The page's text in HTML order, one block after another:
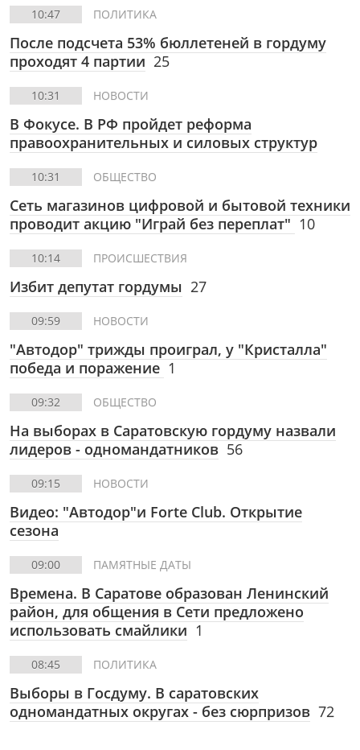
10:47 ПОЛИТИКА
После подсчета 53% бюллетеней в гордуму
проходят 4 партии 25
10:31 НОВОСТИ
В Фокусе. В РФ пройдет реформа
правоохранительных и силовых структур
10:31 ОБЩЕСТВО
Сеть магазинов цифровой и бытовой техники
проводит акцию "Играй без переплат" 10
10:14 ПРОИСШЕСТВИЯ
Избит депутат гордумы 27
09:59 НОВОСТИ
"Автодор" трижды проиграл, у "Кристалла"
победа и поражение 1
09:32 ОБЩЕСТВО
На выборах в Саратовскую гордуму назвали
лидеров - одномандатников 56
09:15 НОВОСТИ
Видео: "Автодор"и Forte Club. Открытие
сезона
09:00 ПАМЯТНЫЕ ДАТЫ
Времена. В Саратове образован Ленинский
район, для общения в Сети предложено
использовать смайлики 1
08:45 ПОЛИТИКА
Выборы в Госдуму. В саратовских
одномандатных округах - без сюрпризов 72